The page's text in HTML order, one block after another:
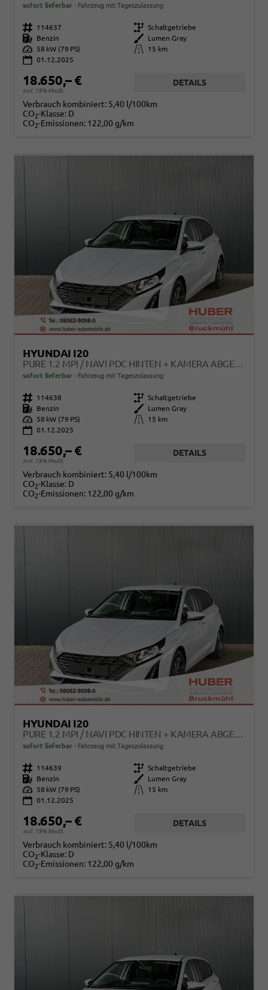
sofort lieferbar Fahrzeug mit Tageszulassung
Fahrzeugnr. 114637 Getriebe Schaltgetriebe
Kraftstoff
Benzin Außenfarbe
Lumen Gray
Leistung
58 kW (79 PS) Kilometerstand
15 km
01.12.2025
18.650,– €
incl. 19% MwSt.
DETAILS
Verbrauch kombiniert: 5,40 l/100km
CO2-Klasse: D
CO2-Emissionen: 122,00 g/km
HYUNDAI I20
PURE 1.2 MPI / NAVI PDC HINTEN + KAMERA ABGEDUNKELTE SCHEIBEN TEMPOMAT ALU 16"
sofort lieferbar Fahrzeug mit Tageszulassung
Fahrzeugnr. 114638 Getriebe Schaltgetriebe
Kraftstoff
Benzin Außenfarbe
Lumen Gray
Leistung
58 kW (79 PS) Kilometerstand
15 km
01.12.2025
18.650,– €
incl. 19% MwSt.
DETAILS
Verbrauch kombiniert: 5,40 l/100km
CO2-Klasse: D
CO2-Emissionen: 122,00 g/km
HYUNDAI I20
PURE 1.2 MPI / NAVI PDC HINTEN + KAMERA ABGEDUNKELTE SCHEIBEN TEMPOMAT ALU 16"
sofort lieferbar Fahrzeug mit Tageszulassung
Fahrzeugnr. 114639 Getriebe Schaltgetriebe
Kraftstoff
Benzin Außenfarbe
Lumen Gray
Leistung
58 kW (79 PS) Kilometerstand
15 km
01.12.2025
18.650,– €
incl. 19% MwSt.
DETAILS
Verbrauch kombiniert: 5,40 l/100km
CO2-Klasse: D
CO2-Emissionen: 122,00 g/km